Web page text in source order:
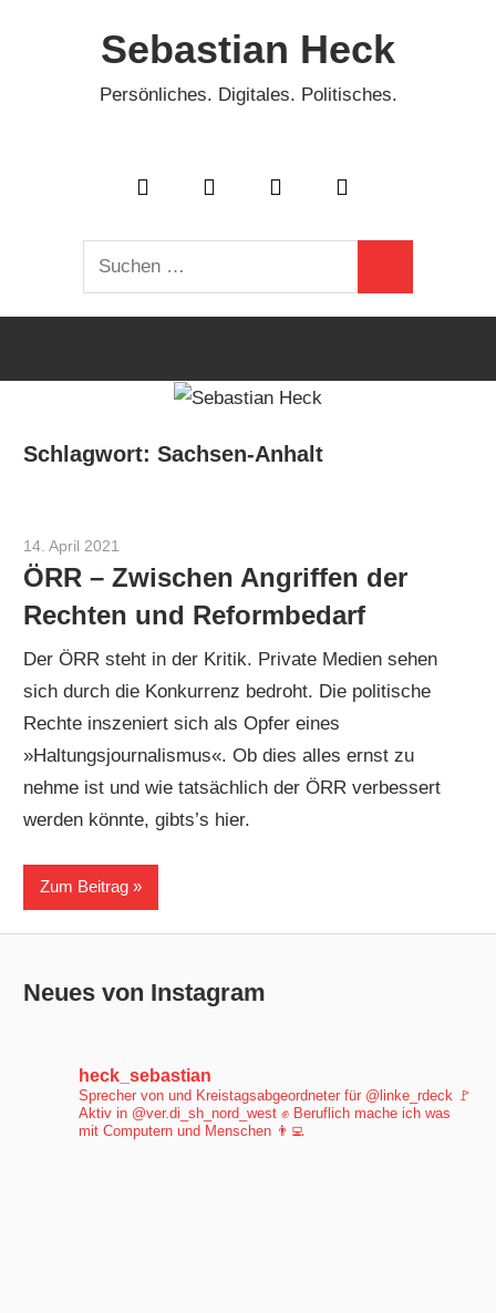
Sebastian Heck
Persönliches. Digitales. Politisches.
Suchen
nach:
Schlagwort:Sachsen-Anhalt
14. April 2021
ÖRR – Zwischen Angriffen der
Rechten und Reformbedarf
Der ÖRR steht in der Kritik. Private Medien sehen
sich durch die Konkurrenz bedroht. Die politische
Rechte inszeniert sich als Opfer eines
»Haltungsjournalismus«. Ob dies alles ernst zu
nehme ist und wie tatsächlich der ÖRR verbessert
werden könnte, gibts’s hier.
Zum Beitrag
Neues von Instagram
heck_sebastian
Sprecher von und Kreistagsabgeordneter für @linke_rdeck 🚩
Aktiv in @ver.di_sh_nord_west ✊ Beruflich mache ich was
mit Computern und Menschen 👨‍💻